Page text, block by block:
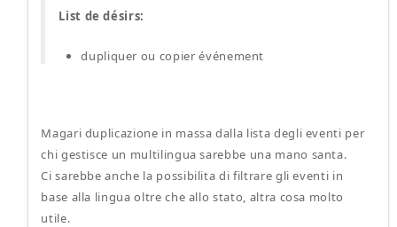
List de désirs:
dupliquer ou copier événement
Magari duplicazione in massa dalla lista degli eventi per
chi gestisce un multilingua sarebbe una mano santa.
Ci sarebbe anche la possibilita di filtrare gli eventi in
base alla lingua oltre che allo stato, altra cosa molto
utile.